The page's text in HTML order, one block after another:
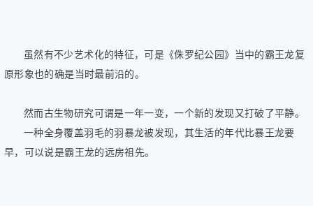
虽然有不少艺术化的特征，可是《侏罗纪公园》当中的霸王龙复
原形象也的确是当时最前沿的。
然而古生物研究可谓是一年一变，一个新的发现又打破了平静。
一种全身覆盖羽毛的羽暴龙被发现，其生活的年代比暴王龙要
早，可以说是霸王龙的远房祖先。